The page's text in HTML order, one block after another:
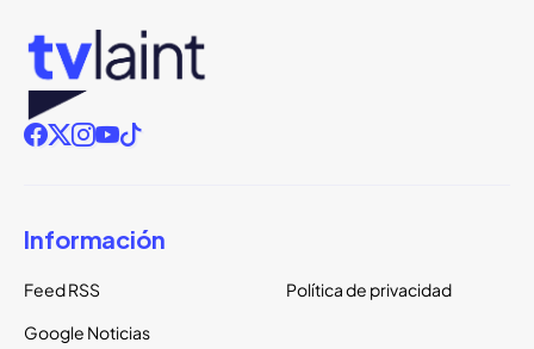
Información
Feed RSS
Política de privacidad
Google Noticias